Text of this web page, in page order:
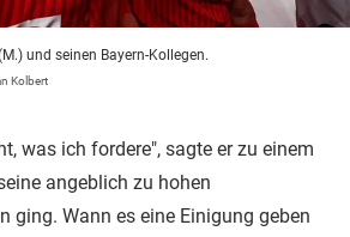
und seinen Bayern-Kollegen.
Kolbert
was ich fordere", sagte er zu einem
angeblich zu hohen
ging. Wann es eine Einigung geben